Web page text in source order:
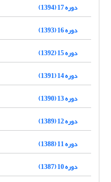
دوره 17 (1394)
دوره 16 (1393)
دوره 15 (1392)
دوره 14 (1391)
دوره 13 (1390)
دوره 12 (1389)
دوره 11 (1388)
دوره 10 (1387)